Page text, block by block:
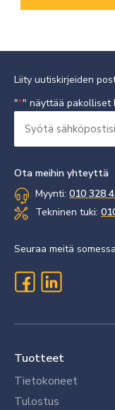
Liity uutiskirjeiden
"*" näyttää pakolliset
sähköpostisi
Ota meihin yhteyttä
Myynti: 010 328
Tekninen tuki:
Seuraa meitä somessa
Tuotteet
Tietokoneet
Tulostus